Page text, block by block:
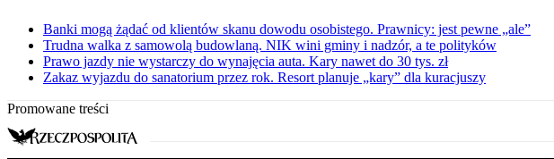
Banki mogą żądać od klientów skanu dowodu osobistego. Prawnicy: jest pewne „ale”
Trudna walka z samowolą budowlaną. NIK wini gminy i nadzór, a te polityków
Prawo jazdy nie wystarczy do wynajęcia auta. Kary nawet do 30 tys. zł
Zakaz wyjazdu do sanatorium przez rok. Resort planuje „kary” dla kuracjuszy
Promowane treści